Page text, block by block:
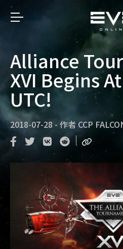
Alliance
XVI Begins
UTC!
2018-07-28 - 作者 CCP